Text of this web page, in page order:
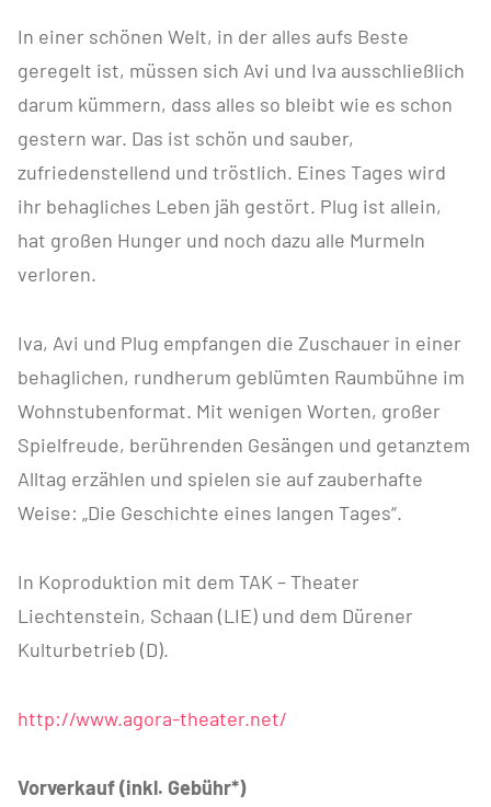
In einer schönen Welt, in der alles aufs Beste
geregelt ist, müssen sich Avi und Iva ausschließlich
darum kümmern, dass alles so bleibt wie es schon
gestern war. Das ist schön und sauber,
zufriedenstellend und tröstlich. Eines Tages wird
ihr behagliches Leben jäh gestört. Plug ist allein,
hat großen Hunger und noch dazu alle Murmeln
verloren.
Iva, Avi und Plug empfangen die Zuschauer in einer
behaglichen, rundherum geblümten Raumbühne im
Wohnstubenformat. Mit wenigen Worten, großer
Spielfreude, berührenden Gesängen und getanztem
Alltag erzählen und spielen sie auf zauberhafte
Weise: „Die Geschichte eines langen Tages“.
In Koproduktion mit dem TAK – Theater
Liechtenstein, Schaan (LIE) und dem Dürener
Kulturbetrieb (D).
http://www.agora-theater.net/
Vorverkauf (inkl. Gebühr*)